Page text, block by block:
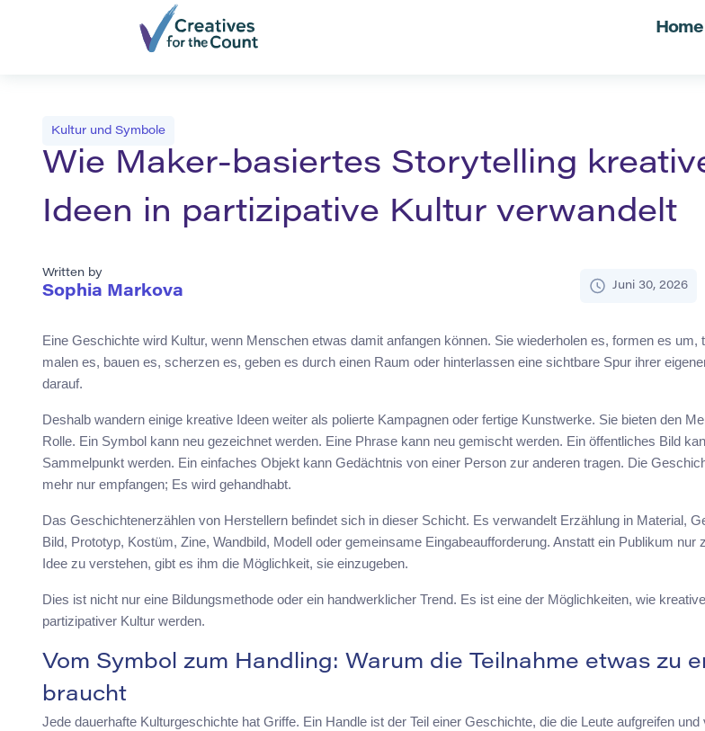
Home
Kultur und Symbole
Wie Maker-basiertes Storytelling
Ideen in partizipative Kultur verwandelt
Written by
Sophia Markova Juni 30, 2026
Eine Geschichte wird Kultur, wenn Menschen etwas damit anfangen können. Sie wiederholen es, formen es um,
malen es, bauen es, scherzen es, geben es durch einen Raum oder hinterlassen eine sichtbare Spur ihrer
darauf.
Deshalb wandern einige kreative Ideen weiter als polierte Kampagnen oder fertige Kunstwerke. Sie bieten den
Rolle. Ein Symbol kann neu gezeichnet werden. Eine Phrase kann neu gemischt werden. Ein öffentliches Bild
Sammelpunkt werden. Ein einfaches Objekt kann Gedächtnis von einer Person zur anderen tragen. Die
mehr nur empfangen; Es wird gehandhabt.
Das Geschichtenerzählen von Herstellern befindet sich in dieser Schicht. Es verwandelt Erzählung in Material,
Bild, Prototyp, Kostüm, Zine, Wandbild, Modell oder gemeinsame Eingabeaufforderung. Anstatt ein Publikum nur
Idee zu verstehen, gibt es ihm die Möglichkeit, sie einzugeben.
Dies ist nicht nur eine Bildungsmethode oder ein handwerklicher Trend. Es ist eine der Möglichkeiten, wie
partizipativer Kultur werden.
Vom Symbol zum Handling: Warum die Teilnahme etwas zu
braucht
Jede dauerhafte Kulturgeschichte hat Griffe. Ein Handle ist der Teil einer Geschichte, die die Leute aufgreifen und